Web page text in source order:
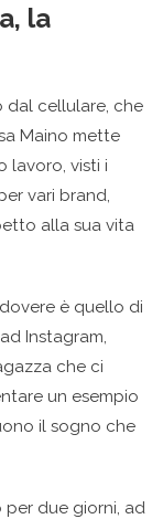
la
dal cellulare, che
Maino mette
lavoro, visti i
vari brand,
alla sua vita
è quello di
Instagram,
che ci
un esempio
il sogno che
per due giorni, ad